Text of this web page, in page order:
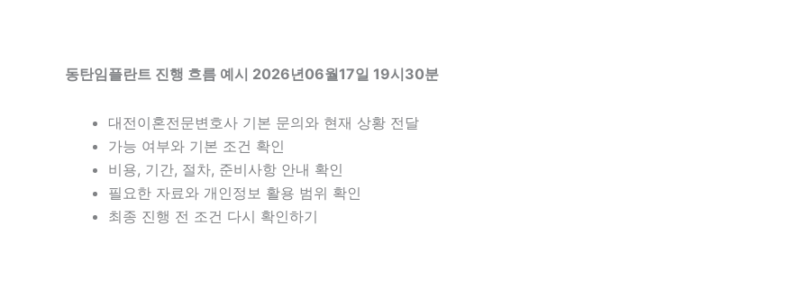
동탄임플란트 진행 흐름 예시 2026년06월17일 19시30분
대전이혼전문변호사 기본 문의와 현재 상황 전달
가능 여부와 기본 조건 확인
비용, 기간, 절차, 준비사항 안내 확인
필요한 자료와 개인정보 활용 범위 확인
최종 진행 전 조건 다시 확인하기